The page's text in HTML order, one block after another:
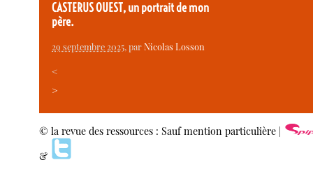
CASTERUS OUEST, un portrait de mon
père.
29 septembre 2025, parNicolas Losson
<
>
© la revue des ressources : Sauf mention particulière |
&